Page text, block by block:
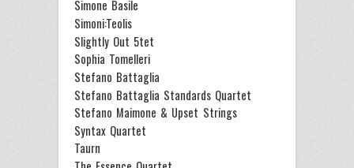
Simone Basile
Simoni:Teolis
Slightly Out 5tet
Sophia Tomelleri
Stefano Battaglia
Stefano Battaglia Standards Quartet
Stefano Maimone & Upset Strings
Syntax Quartet
Taurn